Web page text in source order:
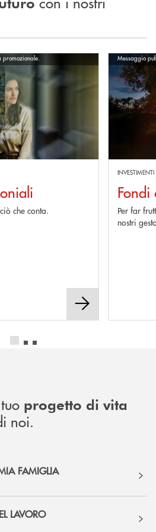
promozionale.
che conta.
Scopri di
Messaggio
INVESTIMENTI
Fondi
Per far
nostri
progetto di vita
noi.
FAMIGLIA
LAVORO